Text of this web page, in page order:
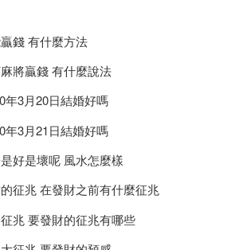
錢 有什麼方法
將贏錢 有什麼說法
年3月20日結婚好嗎
年3月21日結婚好嗎
好是壞呢 風水怎麼樣
征兆 在發財之前有什麼征兆
兆 要發財的征兆有哪些